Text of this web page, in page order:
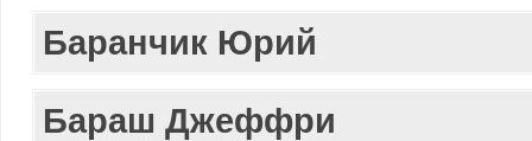
Баранчик Юрий
Бараш Джеффри